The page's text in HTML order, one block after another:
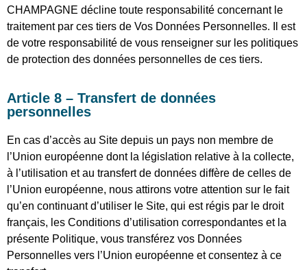
CHAMPAGNE décline toute responsabilité concernant le
traitement par ces tiers de Vos Données Personnelles. Il est
de votre responsabilité de vous renseigner sur les politiques
de protection des données personnelles de ces tiers.
Article 8 – Transfert de données
personnelles
En cas d’accès au Site depuis un pays non membre de
l’Union européenne dont la législation relative à la collecte,
à l’utilisation et au transfert de données diffère de celles de
l’Union européenne, nous attirons votre attention sur le fait
qu’en continuant d’utiliser le Site, qui est régis par le droit
français, les Conditions d’utilisation correspondantes et la
présente Politique, vous transférez vos Données
Personnelles vers l’Union européenne et consentez à ce